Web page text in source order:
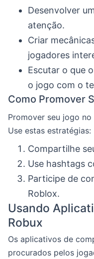
Desenvolver
atenção.
Criar
jogadores
Escutar o que
o jogo com o
Como Promover
Promover seu jogo
Use estas estratégias:
Compartilhe
Use hashtags
Participe de
Roblox.
Usando
Robux
Os aplicativos de
procurados pelos